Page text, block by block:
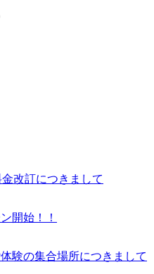
改訂につきまして
開始！！
験の集合場所につきまして